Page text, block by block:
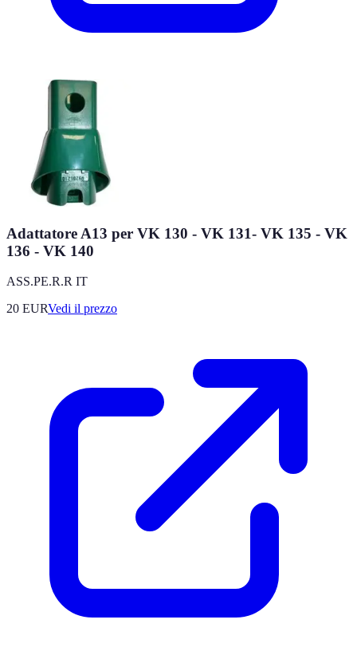
Adattatore A13 per VK 130 - VK 131- VK 135 - VK
136 - VK 140
ASS.PE.R.R IT
20 EURVedi il prezzo